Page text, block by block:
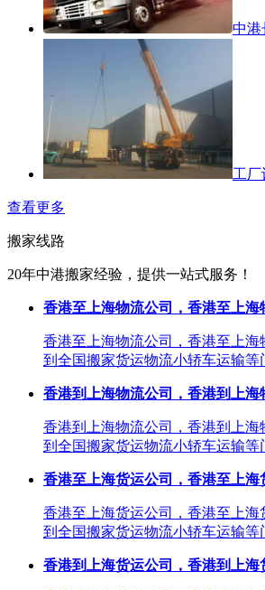
中港
工厂
查看更多
搬家线路
20年中港搬家经验，提供一站式服务！
香港至上海物流公司，香港至上海
香港至上海物流公司，香港至上
到全国搬家货运物流小轿车运输等
香港到上海物流公司，香港到上海
香港到上海物流公司，香港到上
到全国搬家货运物流小轿车运输等
香港至上海货运公司，香港至上海
香港至上海货运公司，香港至上
到全国搬家货运物流小轿车运输等
香港到上海货运公司，香港到上海